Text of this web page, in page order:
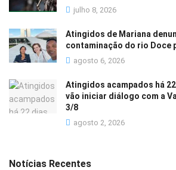
julho 8, 2026
Atingidos de Mariana
contaminação do rio Doce
agosto 6, 2026
Atingidos acampados há
vão iniciar diálogo com a
3/8
agosto 2, 2026
Notícias Recentes